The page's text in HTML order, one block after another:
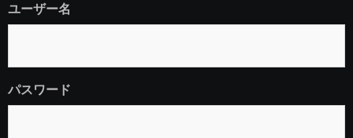
ユーザー名
パスワード